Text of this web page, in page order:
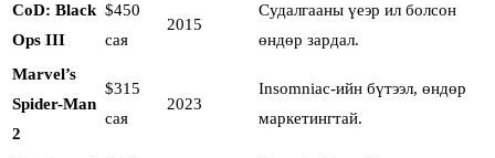
CoD: Black
Ops III
$450
сая
2015
Судалгааны үеэр ил болсон
өндөр зардал.
Marvel’s
Spider-Man
2
$315
сая
2023
Insomniac-ийн бүтээл, өндөр
маркетингтай.